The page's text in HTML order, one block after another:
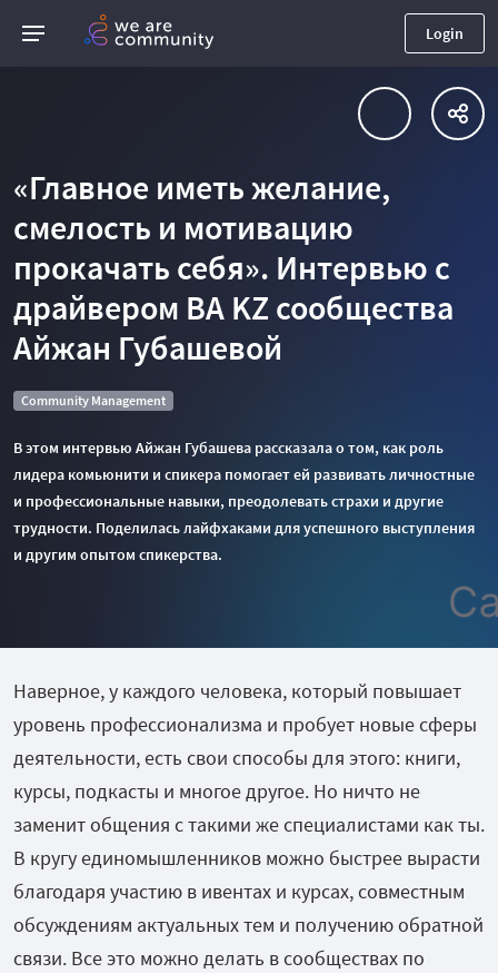
Login
«Главное иметь желание,
смелость и мотивацию
прокачать себя». Интервью с
драйвером BA KZ сообщества
Айжан Губашевой
Community Management
В этом интервью Айжан Губашева рассказала о том, как роль
лидера комьюнити и спикера помогает ей развивать личностные
и профессиональные навыки, преодолевать страхи и другие
трудности. Поделилась лайфхаками для успешного выступления
и другим опытом спикерства.
Наверное, у каждого человека, который повышает
уровень профессионализма и пробует новые сферы
деятельности, есть свои способы для этого: книги,
курсы, подкасты и многое другое. Но ничто не
заменит общения с такими же специалистами как ты.
В кругу единомышленников можно быстрее вырасти
благодаря участию в ивентах и курсах, совместным
обсуждениям актуальных тем и получению обратной
связи. Все это можно делать в сообществах по